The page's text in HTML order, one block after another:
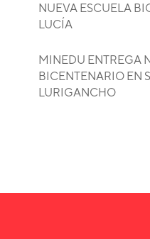
NUEVA ESCUELA
LUCÍA
MINEDU ENTREGA
BICENTENARIO EN
LURIGANCHO